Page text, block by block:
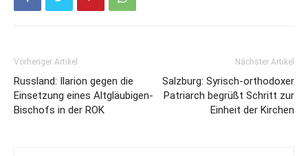
Vorheriger Artikel
Russland: Ilarion gegen die
Einsetzung eines Altgläubigen-
Bischofs in der ROK
Nächster Artikel
Salzburg: Syrisch-orthodoxer
Patriarch begrüßt Schritt zur
Einheit der Kirchen